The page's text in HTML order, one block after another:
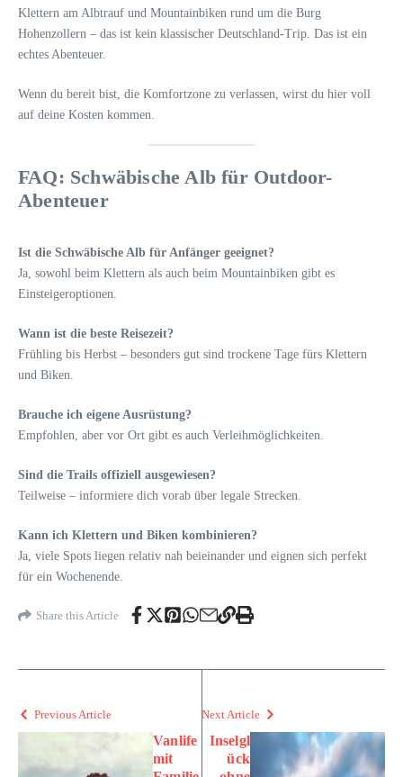
Klettern am Albtrauf und Mountainbiken rund um die Burg
Hohenzollern – das ist kein klassischer Deutschland-Trip. Das ist ein
echtes Abenteuer.
Wenn du bereit bist, die Komfortzone zu verlassen, wirst du hier voll
auf deine Kosten kommen.
FAQ: Schwäbische Alb für Outdoor-
Abenteuer
Ist die Schwäbische Alb für Anfänger geeignet?
Ja, sowohl beim Klettern als auch beim Mountainbiken gibt es
Einsteigeroptionen.
Wann ist die beste Reisezeit?
Frühling bis Herbst – besonders gut sind trockene Tage fürs Klettern
und Biken.
Brauche ich eigene Ausrüstung?
Empfohlen, aber vor Ort gibt es auch Verleihmöglichkeiten.
Sind die Trails offiziell ausgewiesen?
Teilweise – informiere dich vorab über legale Strecken.
Kann ich Klettern und Biken kombinieren?
Ja, viele Spots liegen relativ nah beieinander und eignen sich perfekt
für ein Wochenende.
Share this Article
Previous Article
Vanlife
mit
Next Article
Inselgl
ück